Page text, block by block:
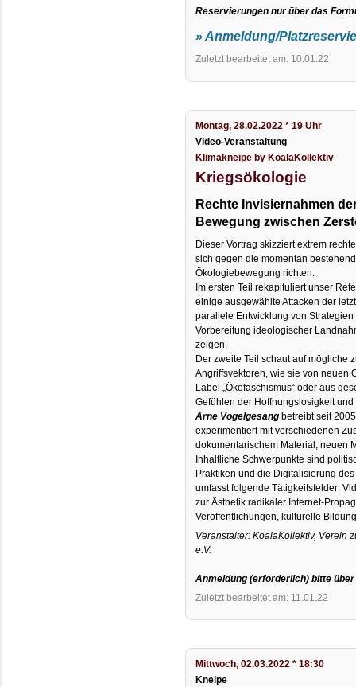
Reservierungen nur über das
» Anmeldung/
Zuletzt bearbeitet am: 10.01.22
Montag, 28.02.2022 * 19 Uhr
Video-Veranstaltung
Klimakneipe by KoalaKollektiv
Kriegsökologie
Rechte Invisiernahmen
Bewegung zwischen
Dieser Vortrag skizziert extrem
sich gegen die momentan
Ökologiebewegung richten.
Im ersten Teil rekapituliert unser
einige ausgewählte Attacken der
parallele Entwicklung von
Vorbereitung ideologischer
zeigen.
Der zweite Teil schaut auf mögliche
Angriffsvektoren, wie sie von neuen
Label „Ökofaschismus“ oder aus
Gefühlen der Hoffnungslosigkeit
Arne Vogelgesangbetreibt seit
experimentiert mit verschiedenen
dokumentarischem Material, neuen
Inhaltliche Schwerpunkte sind
Praktiken und die Digitalisierung
umfasst folgende Tätigkeitsfelder:
zur Ästhetik radikaler Internet-
Veröffentlichungen, kulturelle
Veranstalter: KoalaKollektiv, Verein
e.V.
Anmeldung (erforderlich) bitte
Zuletzt bearbeitet am: 11.01.22
Mittwoch, 02.03.2022 * 18:30
Kneipe